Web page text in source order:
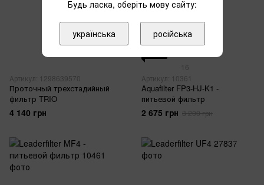
Артикул: 1298639570
Проточный трехстадийный
фильтр TRIO
4 140 грн
2
16
Артикул: 10361
Aquafilter FP3-HJ-K1 -
питьевой фильтр
2 675 грн 3 200 грн
Будь ласка, оберіть мову сайту:
українська російська